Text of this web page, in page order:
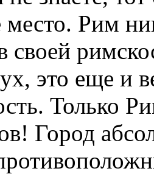
место. Рим
своей
это еще и
Только
Город